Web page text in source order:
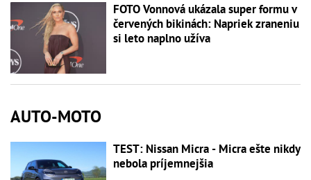
FOTO Vonnová ukázala super formu v
červených bikinách: Napriek zraneniu
si leto naplno užíva
AUTO-MOTO
TEST: Nissan Micra - Micra ešte nikdy
nebola príjemnejšia